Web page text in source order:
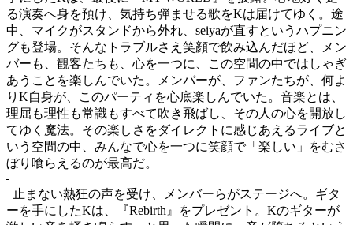
る演奏へ身を預け、気持ち弾ませる歌をKは届けてゆく。途
中、マイクがスタンドから外れ、 seiyaが直すというハプニン
グも登場。そんなトラブルさえ笑顔で飲み込んだほど、メン
バーも、観客たちも、心を一つに、この空間の中ではしゃぎ
あうことを楽しんでいた。メンバーが、ファンたちが、何よ
り K自身が、このパーティを心底楽しんでいた。音楽とは、
理屈も理性も常識もすべて吹き飛ばし、その人の心を開放し
てゆく魔法。その楽しさをダイレクトに感じあえるライブと
いう空間の中、みんなで心を一つに笑顔で「楽しい」をむさ
ぼり喰らえるのが最高だ。
止まない熱狂の声を受け、メンバーらがステージへ。ギタ
ーを手にしたKは、『Rebirth 』をプレゼント。 Kのギターが